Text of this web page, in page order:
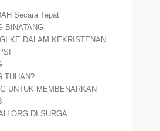
Secara Tepat
BINATANG
KE DALAM KEKRISTENAN
TUHAN?
UNTUK MEMBENARKAN
ORG DI SURGA